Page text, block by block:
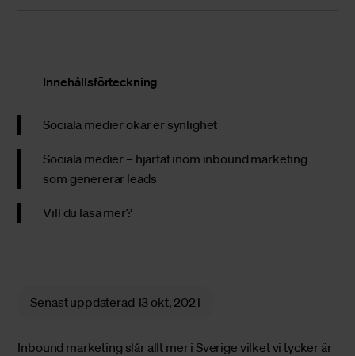
Innehållsförteckning
Sociala medier ökar er synlighet
Sociala medier – hjärtat inom inbound marketing
som genererar leads
Vill du läsa mer?
Senast uppdaterad 13 okt, 2021
Inbound marketing slår allt mer i Sverige vilket vi tycker är